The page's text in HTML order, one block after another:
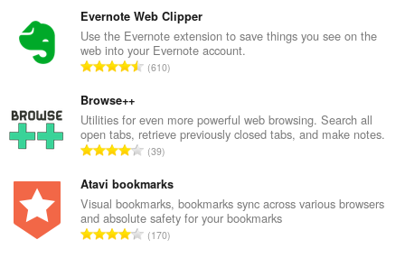
α
θ
μ
ο
ο
γ
ή
ε
ω
ν
:
ν
ο
λ
ο
θ
μ
ο
λ
ο
γ
ή
Evernote Web Clipper
Use the Evernote extension to save things you see on the
web into your Evernote account.
Σ
ο
λ
ο
α
θ
μ
ο
610
Browse++
Utilities for even more powerful web browsing. Search all
open tabs, retrieve previously closed tabs, and make notes.
Σ
ν
ο
λ
ο
39
Atavi bookmarks
Visual bookmarks, bookmarks sync across various browsers
and absolute safety for your bookmarks
Σ170